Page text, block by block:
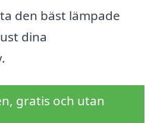
den bäst lämpade
dina
gratis och utan